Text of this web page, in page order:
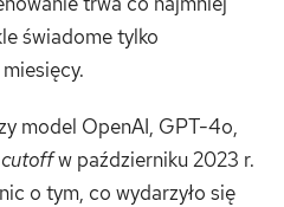
świadome tylko
model OpenAI, GPT-4o,
w październiku 2023 r.
o tym, co wydarzyło się